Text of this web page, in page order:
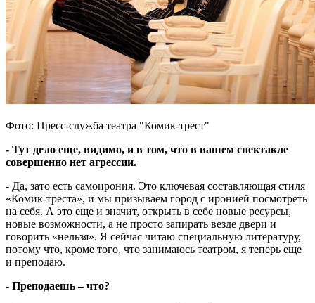
Фото: Пресс-служба театра "Комик-трест"
- Тут дело еще, видимо, и в том, что в вашем спектакле
совершенно нет агрессии.
- Да, зато есть самоирония. Это ключевая составляющая стиля
«Комик-треста», и мы призываем город с иронией посмотреть
на себя. А это еще и значит, открыть в себе новые ресурсы,
новые возможности, а не просто запирать везде двери и
говорить «нельзя». Я сейчас читаю специальную литературу,
потому что, кроме того, что занимаюсь театром, я теперь еще
и преподаю.
- Преподаешь – что?